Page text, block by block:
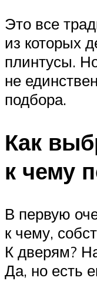
Это все
из которых
плинтусы.
не
подбора.
Как
к чему
В первую
к чему,
К дверям?
Да, но есть